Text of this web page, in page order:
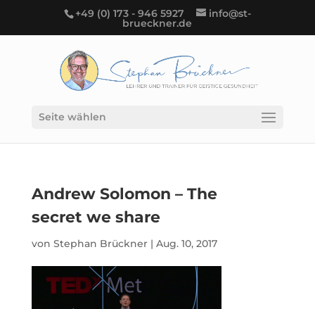
+49 (0) 173 - 946 5927 info@st-
brueckner.de
Seite wählen
Andrew Solomon – The
secret we share
von Stephan Brückner| Aug. 10, 2017